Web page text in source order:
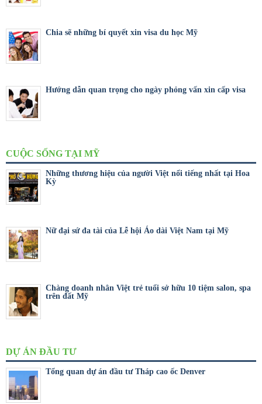
Chia sẽ những bí quyết xin visa du học Mỹ
Hướng dẫn quan trọng cho ngày phỏng vấn xin cấp visa
CUỘC SỐNG TẠI MỸ
Những thương hiệu của người Việt nổi tiếng nhất tại Hoa
Kỳ
Nữ đại sứ đa tài của Lễ hội Áo dài Việt Nam tại Mỹ
Chàng doanh nhân Việt trẻ tuổi sở hữu 10 tiệm salon, spa
trên đất Mỹ
DỰ ÁN ĐẦU TƯ
Tổng quan dự án đầu tư Tháp cao ốc Denver